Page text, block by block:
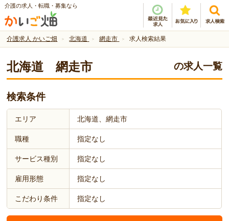
介護の求人・転職・募集なら
介護求人 かいご畑 北海道 網走市 求人検索結果
北海道 網走市 の求人一覧
検索条件
エリア 北海道、網走市
職種 指定なし
サービス種別 指定なし
雇用形態 指定なし
こだわり条件 指定なし